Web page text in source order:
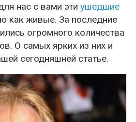
нас с вами эти ушедшие
как живые. За последние
огромного количества
О самых ярких из них и
сегодняшней статье.